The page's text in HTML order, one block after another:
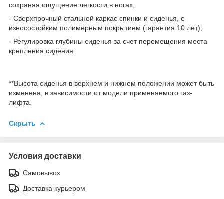
сохраняя ощущение легкости в ногах;
- Сверхпрочный стальной каркас спинки и сиденья, с
износостойким полимерным покрытием (гарантия 10 лет);
- Регулировка глубины сиденья за счет перемещения места
крепления сидения.
**Высота сиденья в верхнем и нижнем положении может быть
изменена, в зависимости от модели применяемого газ-
лифта.
Скрыть
Условия доставки
Самовывоз
Доставка курьером